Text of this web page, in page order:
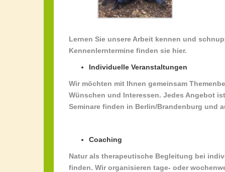
Lernen Sie unsere Arbeit kennen und
Kennenlerntermine finden sie hier.
Individuelle Veranstaltungen
Wir möchten mit Ihnen gemeinsam
Wünschen und Interessen. Jedes Angebot
Seminare finden in Berlin/Brandenburg und
Coaching
Natur als therapeutische Begleitung bei
finden. Wir organisieren tage- oder